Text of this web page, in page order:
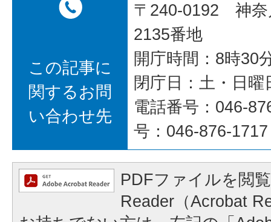
この記事に
関するお問
い合わせ先
〒240-0192 神奈
2135番地
開庁時間：8時30
閉庁日：土・日
電話番号：046-
号：046-876-1717
PDFファイルを閲
Reader（Acrobat